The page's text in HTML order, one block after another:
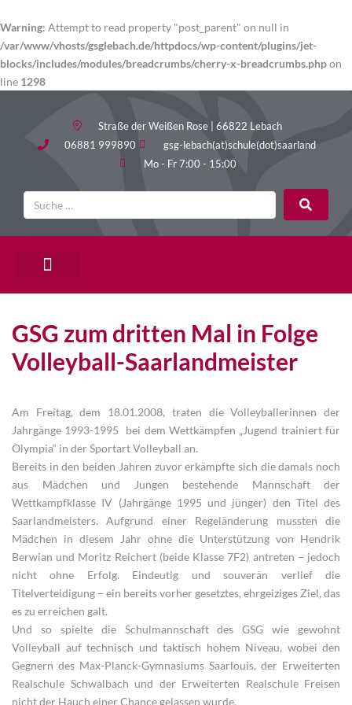
Warning: Attempt to read property "post_parent" on null in
/var/www/vhosts/gsglebach.de/httpdocs/wp-content/plugins/jet-
blocks/includes/modules/breadcrumbs/cherry-x-breadcrumbs.phpon
line 1298
Straße der Weißen Rose | 66822 Lebach
06881 999890
gsg-lebach(at)schule(dot)saarland
Mo - Fr 7:00 - 15:00
GSG zum dritten Mal in Folge
Volleyball-Saarlandmeister
Am Freitag, dem 18.01.2008, traten die Volleyballerinnen der
Jahrgänge 1993-1995 bei dem Wettkämpfen „Jugend trainiert für
Olympia“ in der Sportart Volleyball an.
Bereits in den beiden Jahren zuvor erkämpfte sich die damals noch
aus Mädchen und Jungen bestehende Mannschaft der
Wettkampfklasse IV (Jahrgänge 1995 und jünger) den Titel des
Saarlandmeisters. Aufgrund einer Regeländerung mussten die
Mädchen in diesem Jahr ohne die Unterstützung von Hendrik
Berwian und Moritz Reichert (beide Klasse 7F2) antreten – jedoch
nicht ohne Erfolg. Eindeutig und souverän verlief die
Titelverteidigung – ein bereits vorher gesetztes, ehrgeiziges Ziel, das
es zu erreichen galt.
Und so spielte die Schulmannschaft des GSG wie gewohnt
Volleyball auf technisch und taktisch hohem Niveau, wobei den
Gegnern des Max-Planck-Gymnasiums Saarlouis, der Erweiterten
Realschule Schwalbach und der Erweiterten Realschule Freisen
nicht der Hauch einer Chance gelassen wurde.